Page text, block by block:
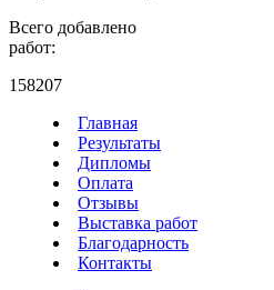
Всего добавлено
работ:
158207
Главная
Результаты
Дипломы
Оплата
Отзывы
Выставка работ
Благодарность
Контакты